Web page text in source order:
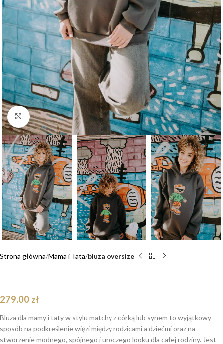
Click to enlarge
Strona główna Mama i Tata bluza oversize
279.00 zł
Bluza dla mamy i taty w stylu matchy z córką lub synem to wyjątkowy
sposób na podkreślenie więzi między rodzicami a dziećmi oraz na
stworzenie modnego, spójnego i uroczego looku dla całej rodziny. Jest